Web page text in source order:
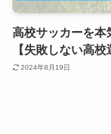
高校サッカーを本
【失敗しない高校
2024年8月19日